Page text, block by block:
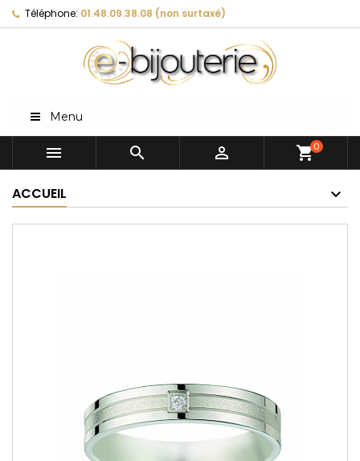
Téléphone: 01.48.09.38.08 (non surtaxé)
Menu
   shopping_cart0
ACCUEIL